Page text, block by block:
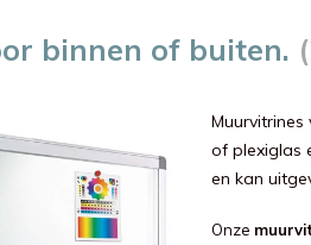
binnen of buiten.
of plexiglas
en kan
Onze